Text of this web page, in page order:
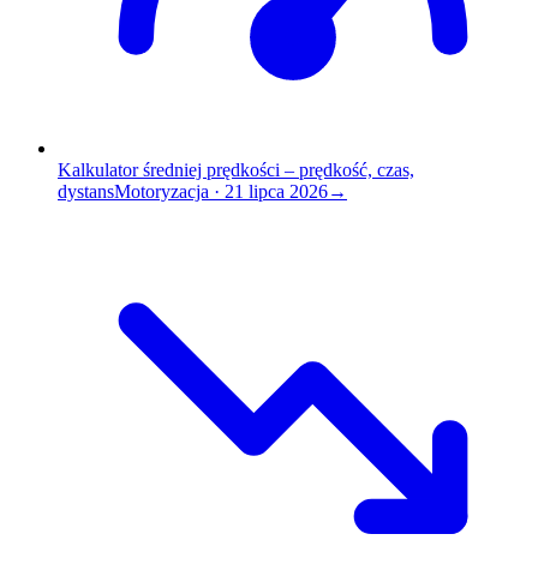
Kalkulator średniej prędkości – prędkość, czas,
dystansMotoryzacja · 21 lipca 2026→